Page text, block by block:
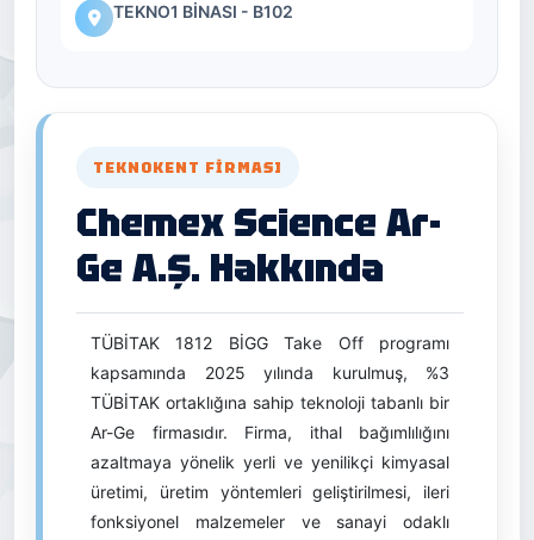
TEKNO1 BİNASI - B102
TEKNOKENT FIRMASI
Chemex Science Ar-
Ge A.Ş. Hakkında
TÜBİTAK 1812 BİGG Take Off programı
kapsamında 2025 yılında kurulmuş, %3
TÜBİTAK ortaklığına sahip teknoloji tabanlı bir
Ar-Ge firmasıdır. Firma, ithal bağımlılığını
azaltmaya yönelik yerli ve yenilikçi kimyasal
üretimi, üretim yöntemleri geliştirilmesi, ileri
fonksiyonel malzemeler ve sanayi odaklı